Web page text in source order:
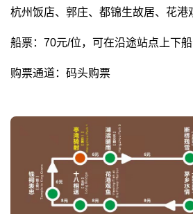
杭州饭店、郭庄、都锦生故居、花港
船票：70元/位，可在沿途站点上下
购票通道：码头购票